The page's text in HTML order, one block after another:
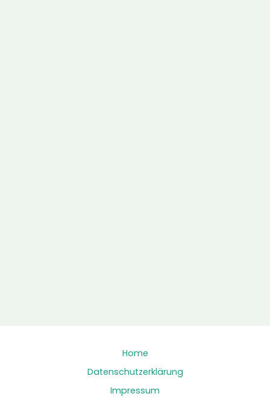
Home
Datenschutzerklärung
Impressum